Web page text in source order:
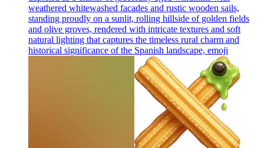
weathered whitewashed facades and rustic wooden sails,
standing proudly on a sunlit, rolling hillside of golden fields
and olive groves, rendered with intricate textures and soft
natural lighting that captures the timeless rural charm and
historical significance of the Spanish landscape, emoji